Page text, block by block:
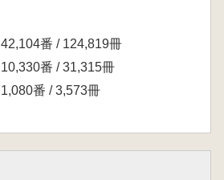
42,104番 / 124,819冊
10,330番 / 31,315冊
1,080番 / 3,573冊